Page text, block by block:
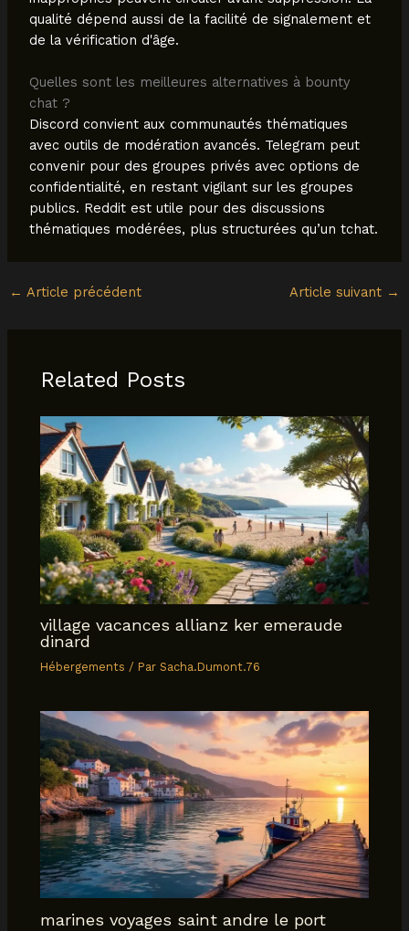
qualité dépend aussi de la facilité de signalement et
de la vérification d'âge.
Quelles sont les meilleures alternatives à bounty
chat ?
Discord convient aux communautés thématiques
avec outils de modération avancés. Telegram peut
convenir pour des groupes privés avec options de
confidentialité, en restant vigilant sur les groupes
publics. Reddit est utile pour des discussions
thématiques modérées, plus structurées qu’un tchat.
← Article précédent Article suivant →
Related Posts
village vacances allianz ker emeraude
dinard
Hébergements / ParSacha.Dumont.76
marines voyages saint andre le port